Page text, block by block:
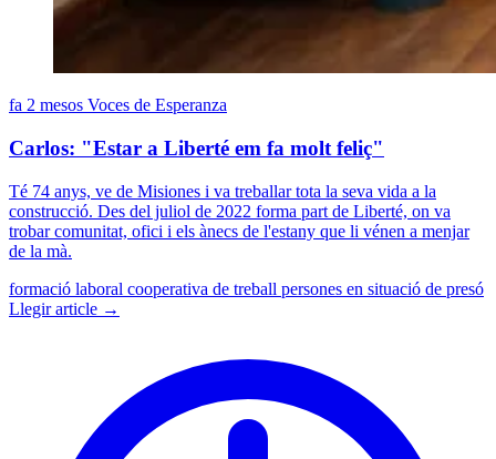
fa 2 mesos Voces de Esperanza
Carlos: "Estar a Liberté em fa molt feliç"
Té 74 anys, ve de Misiones i va treballar tota la seva vida a la
construcció. Des del juliol de 2022 forma part de Liberté, on va
trobar comunitat, ofici i els ànecs de l'estany que li vénen a menjar
de la mà.
formació laboral cooperativa de treball persones en situació de presó
Llegir article →